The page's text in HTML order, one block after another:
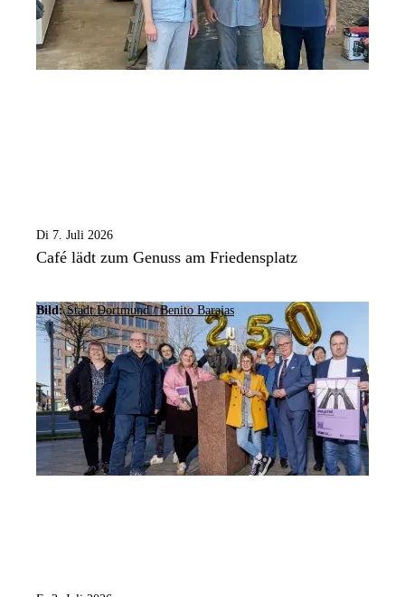
Di 7. Juli 2026
Café lädt zum Genuss am Friedensplatz
Bild: Stadt Dortmund / Benito Barajas